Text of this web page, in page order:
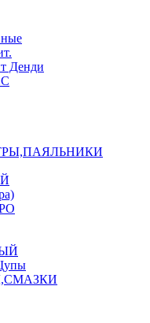
Денди